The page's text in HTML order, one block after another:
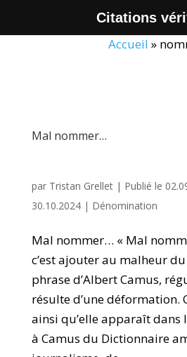
Accueil »
Mal nommer…
par Tristan Grellet| Publié le
30.10.2024| Dénomination
Mal nommer… « Mal
c’est ajouter au malheur
phrase d’Albert Camus,
résulte d’une déformation.
ainsi qu’elle apparaît dans
à Camus du Dictionnaire
Citations